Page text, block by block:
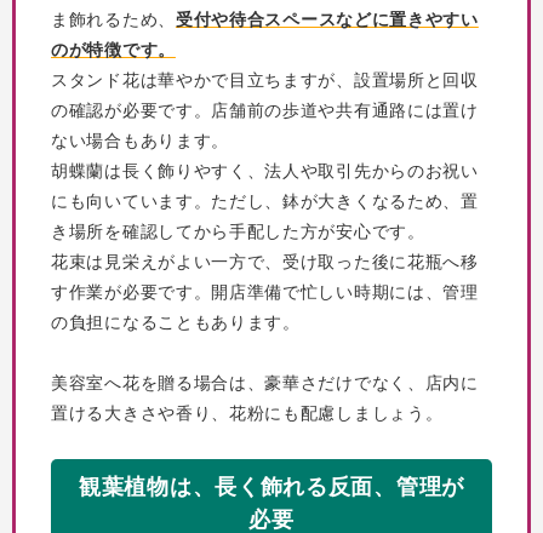
ま飾れるため、 受付や待合スペースなどに置きやすい
のが特徴です。
スタンド花は華やかで目立ちますが、設置場所と回収
の確認が必要です。店舗前の歩道や共有通路には置け
ない場合もあります。
胡蝶蘭は長く飾りやすく、法人や取引先からのお祝い
にも向いています。ただし、鉢が大きくなるため、置
き場所を確認してから手配した方が安心です。
花束は見栄えがよい一方で、受け取った後に花瓶へ移
す作業が必要です。開店準備で忙しい時期には、管理
の負担になることもあります。
美容室へ花を贈る場合は、豪華さだけでなく、店内に
置ける大きさや香り、花粉にも配慮しましょう。
観葉植物は、長く飾れる反面、管理が
必要